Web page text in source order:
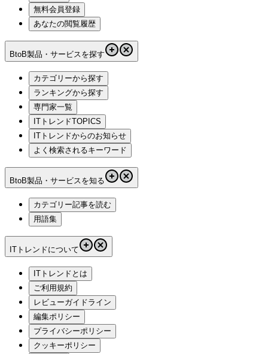
無料会員登録
あなたの閲覧履歴
BtoB製品・サービスを探す
カテゴリーから探す
ランキングから探す
専門家一覧
ITトレンドTOPICS
ITトレンドからのお知らせ
よく検索されるキーワード
BtoB製品・サービスを知る
カテゴリー記事を読む
用語集
ITトレンドについて
ITトレンドとは
ご利用規約
レビューガイドライン
編集ポリシー
プライバシーポリシー
クッキーポリシー